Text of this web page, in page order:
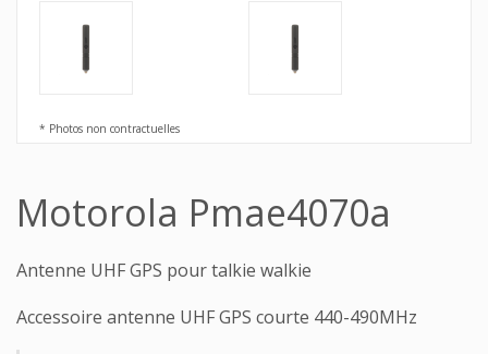
* Photos non contractuelles
Motorola Pmae4070a
Antenne UHF GPS pour talkie walkie
Accessoire antenne UHF GPS courte 440-490MHz